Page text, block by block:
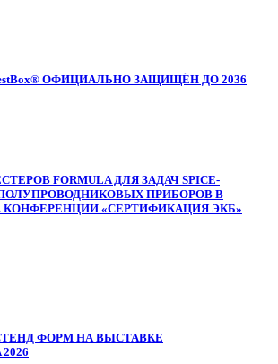
ОФИЦИАЛЬНО ЗАЩИЩЁН ДО 2036
FORMULA ДЛЯ ЗАДАЧ SPICE-
ПРИБОРОВ В
«СЕРТИФИКАЦИЯ ЭКБ»
ФОРМ НА ВЫСТАВКЕ